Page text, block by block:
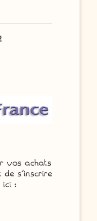
vos achats
s'inscrire
ici :